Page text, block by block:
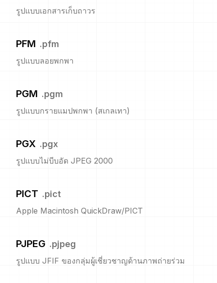
รูปแบบเอกสารเก็บถาวร
PFM .pfm
รูปแบบลอยพกพา
PGM .pgm
รูปแบบกรายแมปพกพา (สเกลเทา)
PGX .pgx
รูปแบบไม่บีบอัด JPEG 2000
PICT .pict
Apple Macintosh QuickDraw/PICT
PJPEG .pjpeg
รูปแบบ JFIF ของกลุ่มผู้เชี่ยวชาญด้านภาพถ่ายร่วม